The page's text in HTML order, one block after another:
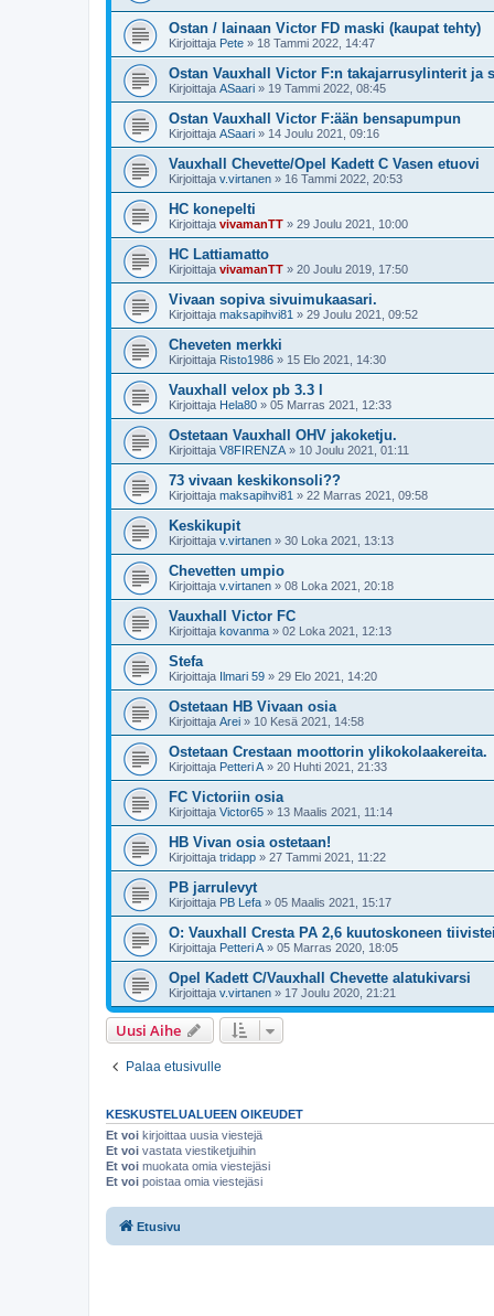
Ostan / lainaan Victor FD maski (kaupat tehty)
Kirjoittaja Pete » 18 Tammi 2022, 14:47
Ostan Vauxhall Victor F:n takajarrusylinterit ja
Kirjoittaja ASaari » 19 Tammi 2022, 08:45
Ostan Vauxhall Victor F:ään bensapumpun
Kirjoittaja ASaari » 14 Joulu 2021, 09:16
Vauxhall Chevette/Opel Kadett C Vasen etuovi
Kirjoittaja v.virtanen » 16 Tammi 2022, 20:53
HC konepelti
Kirjoittaja vivamanTT » 29 Joulu 2021, 10:00
HC Lattiamatto
Kirjoittaja vivamanTT » 20 Joulu 2019, 17:50
Vivaan sopiva sivuimukaasari.
Kirjoittaja maksapihvi81 » 29 Joulu 2021, 09:52
Cheveten merkki
Kirjoittaja Risto1986 » 15 Elo 2021, 14:30
Vauxhall velox pb 3.3 l
Kirjoittaja Hela80 » 05 Marras 2021, 12:33
Ostetaan Vauxhall OHV jakoketju.
Kirjoittaja V8FIRENZA » 10 Joulu 2021, 01:11
73 vivaan keskikonsoli??
Kirjoittaja maksapihvi81 » 22 Marras 2021, 09:58
Keskikupit
Kirjoittaja v.virtanen » 30 Loka 2021, 13:13
Chevetten umpio
Kirjoittaja v.virtanen » 08 Loka 2021, 20:18
Vauxhall Victor FC
Kirjoittaja kovanma » 02 Loka 2021, 12:13
Stefa
Kirjoittaja Ilmari 59 » 29 Elo 2021, 14:20
Ostetaan HB Vivaan osia
Kirjoittaja Arei » 10 Kesä 2021, 14:58
Ostetaan Crestaan moottorin ylikokolaakereita.
Kirjoittaja Petteri A » 20 Huhti 2021, 21:33
FC Victoriin osia
Kirjoittaja Victor65 » 13 Maalis 2021, 11:14
HB Vivan osia ostetaan!
Kirjoittaja tridapp » 27 Tammi 2021, 11:22
PB jarrulevyt
Kirjoittaja PB Lefa » 05 Maalis 2021, 15:17
O: Vauxhall Cresta PA 2,6 kuutoskoneen
Kirjoittaja Petteri A » 05 Marras 2020, 18:05
Opel Kadett C/Vauxhall Chevette alatukivarsi
Kirjoittaja v.virtanen » 17 Joulu 2020, 21:21
Uusi Aihe
Palaa etusivulle
KESKUSTELUALUEEN OIKEUDET
Et voi kirjoittaa uusia viestejä
Et voi vastata viestiketjuihin
Et voi muokata omia viestejäsi
Et voi poistaa omia viestejäsi
Etusivu